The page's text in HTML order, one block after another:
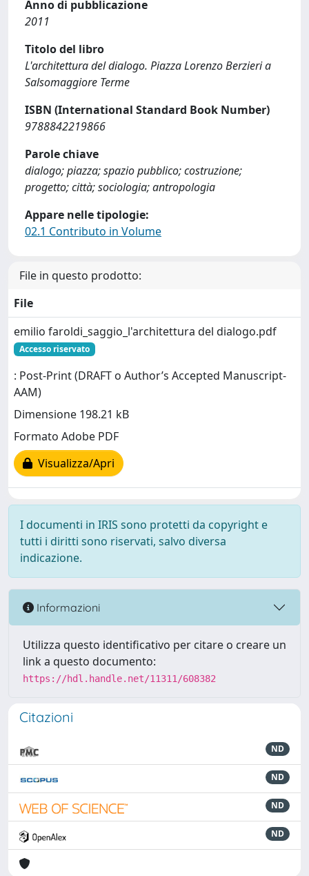
Anno di pubblicazione
2011
Titolo del libro
L'architettura del dialogo. Piazza Lorenzo Berzieri a
Salsomaggiore Terme
ISBN (International Standard Book Number)
9788842219866
Parole chiave
dialogo; piazza; spazio pubblico; costruzione;
progetto; città; sociologia; antropologia
Appare nelle tipologie:
02.1 Contributo in Volume
File in questo prodotto:
File
emilio faroldi_saggio_l'architettura del dialogo.pdf
Accesso riservato
: Post-Print (DRAFT o Author’s Accepted Manuscript-
AAM)
Dimensione 198.21 kB
Formato Adobe PDF
Visualizza/Apri
I documenti in IRIS sono protetti da copyright e
tutti i diritti sono riservati, salvo diversa
indicazione.
Informazioni
Utilizza questo identificativo per citare o creare un
link a questo documento:
https://hdl.handle.net/11311/608382
Citazioni
ND
ND
ND
ND